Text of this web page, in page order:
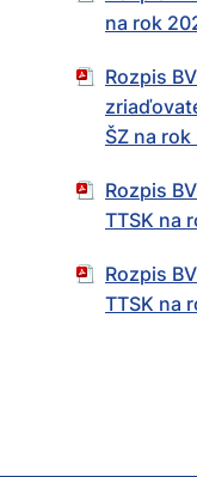
na rok
Rozpis
ŠZ na rok
Rozpis
TTSK na
Rozpis
TTSK na